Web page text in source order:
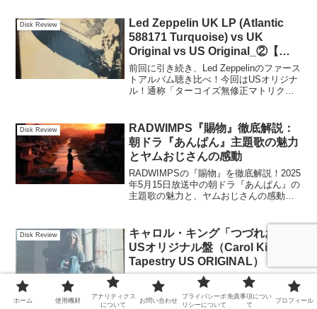
Disk Review
Led Zeppelin UK LP (Atlantic
588171 Turquoise) vs UK
Original vs US Original_②【聴
き比べ】
前回に引き続き、Led Zeppelinのファース
トアルバム聴き比べ！今回はUSオリジナ
ル！通称「ターコイズ無修正マトリク
Disk Review
RADWIMPS『賜物』徹底解説：
朝ドラ『あんぱん』主題歌の魅力
とヤムおじさんの感動
RADWIMPSの『賜物』を徹底解説！2025
年5月15日放送中の朝ドラ『あんぱん』の
主題歌の魅力と、ヤムおじさんの感動的
の融合を今すぐチェック！
Disk Review
キャロル・キング「つづれおり」
USオリジナル盤（Carol King /
Tapestry US ORIGINAL）
キャロル・キングの大名盤「つづれお
り」のUSオリジナル盤を偶然手に入れた
体験記。以前ハーフスピードカッティン
ホーム 使用機材
アナリティクス
について
お問い合わせ
プライバシーポ
リシーについて
免責事項につい
て
プロフィール